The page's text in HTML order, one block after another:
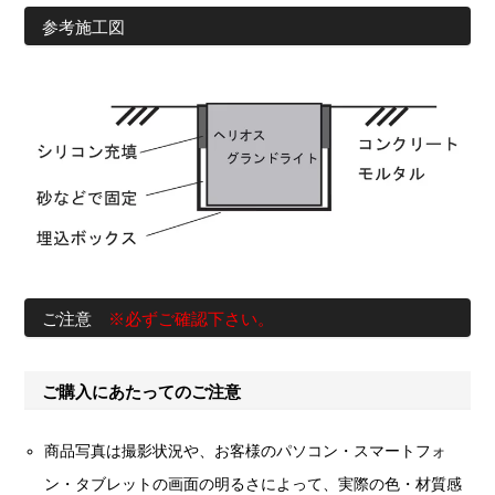
参考施工図
ご注意 ※必ずご確認下さい。
ご購入にあたってのご注意
商品写真は撮影状況や、お客様のパソコン・スマートフォ
ン・タブレットの画面の明るさによって、実際の色・材質感